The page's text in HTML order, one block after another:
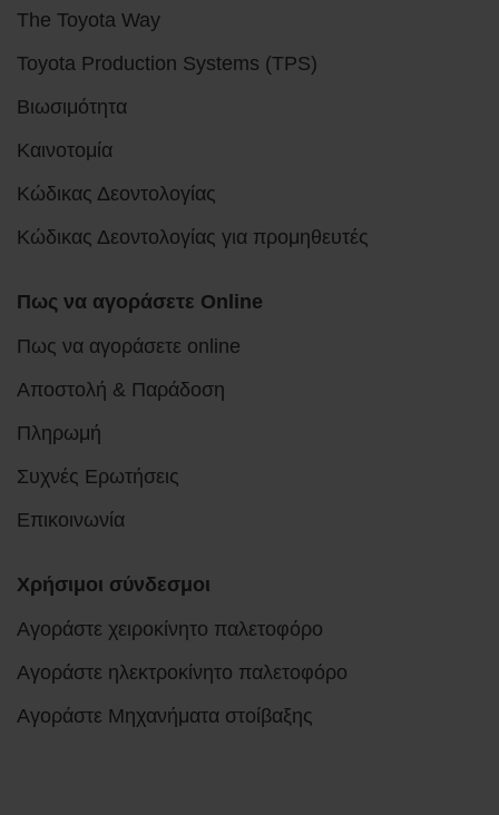
The Toyota Way
Toyota Production Systems (TPS)
Βιωσιμότητα
Καινοτομία
Κώδικας Δεοντολογίας
Κώδικας Δεοντολογίας για προμηθευτές
Πως να αγοράσετε Online
Πως να αγοράσετε online
Αποστολή & Παράδοση
Πληρωμή
Συχνές Ερωτήσεις
Επικοινωνία
Χρήσιμοι σύνδεσμοι
Αγοράστε χειροκίνητο παλετοφόρο
Αγοράστε ηλεκτροκίνητο παλετοφόρο
Αγοράστε Μηχανήματα στοίβαξης